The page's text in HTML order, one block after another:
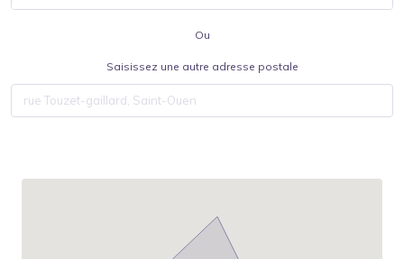
Ou
Saisissez une autre adresse postale